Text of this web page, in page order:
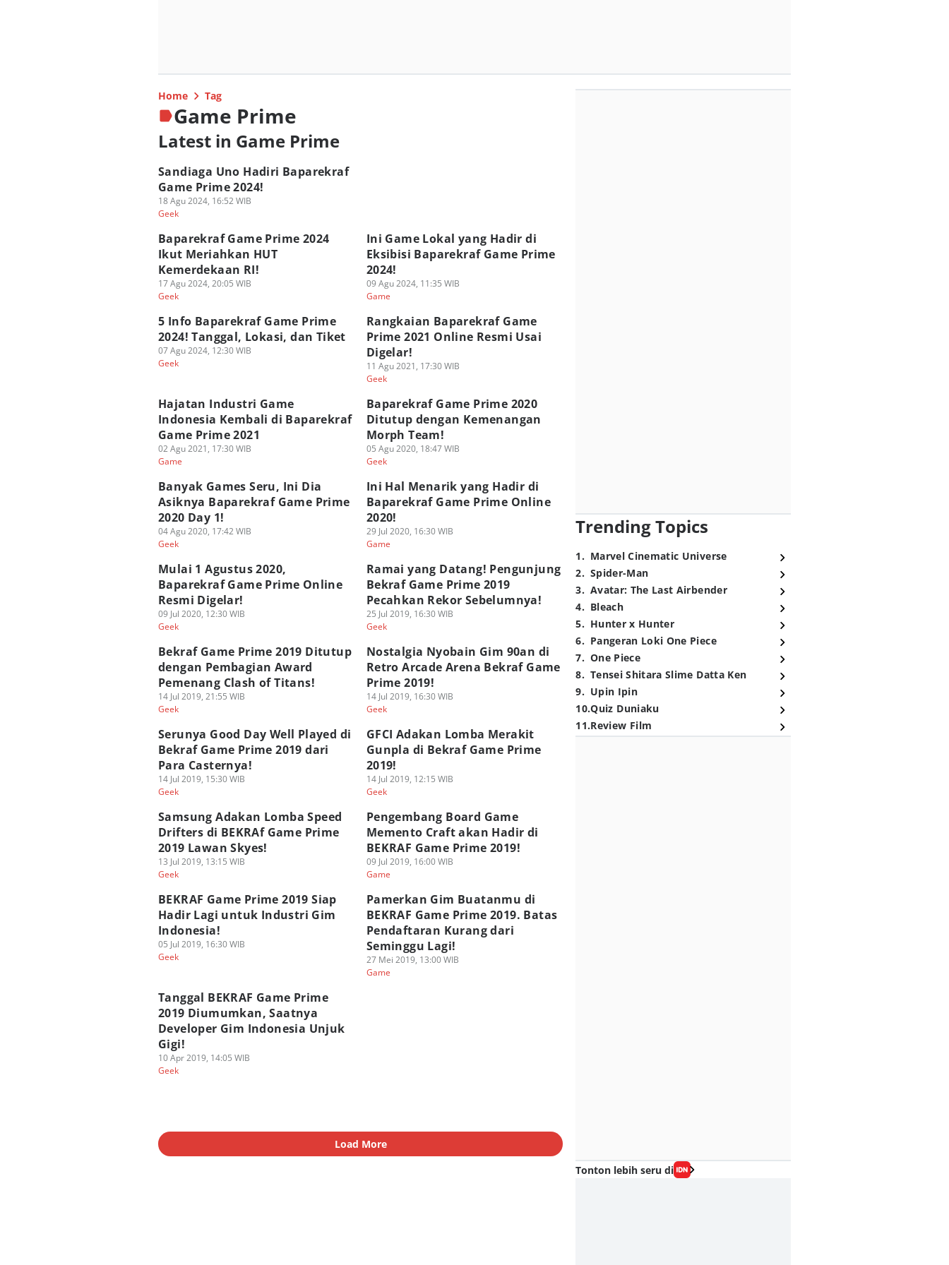
Home Tag
Game Prime
Latest in Game Prime
Sandiaga Uno Hadiri Baparekraf
Game Prime 2024!
18 Agu 2024, 16:52 WIB
Geek
Baparekraf Game Prime 2024
Ikut Meriahkan HUT
Kemerdekaan RI!
17 Agu 2024, 20:05 WIB
Geek
Ini Game Lokal yang Hadir di
Eksibisi Baparekraf Game Prime
2024!
09 Agu 2024, 11:35 WIB
Game
5 Info Baparekraf Game Prime
2024! Tanggal, Lokasi, dan Tiket
07 Agu 2024, 12:30 WIB
Geek
Rangkaian Baparekraf Game
Prime 2021 Online Resmi Usai
Digelar!
11 Agu 2021, 17:30 WIB
Geek
Hajatan Industri Game
Indonesia Kembali di Baparekraf
Game Prime 2021
02 Agu 2021, 17:30 WIB
Game
Baparekraf Game Prime 2020
Ditutup dengan Kemenangan
Morph Team!
05 Agu 2020, 18:47 WIB
Geek
Banyak Games Seru, Ini Dia
Asiknya Baparekraf Game Prime
2020 Day 1!
04 Agu 2020, 17:42 WIB
Geek
Ini Hal Menarik yang Hadir di
Baparekraf Game Prime Online
2020!
29 Jul 2020, 16:30 WIB
Game
Mulai 1 Agustus 2020,
Baparekraf Game Prime Online
Resmi Digelar!
09 Jul 2020, 12:30 WIB
Geek
Ramai yang Datang! Pengunjung
Bekraf Game Prime 2019
Pecahkan Rekor Sebelumnya!
25 Jul 2019, 16:30 WIB
Geek
Bekraf Game Prime 2019 Ditutup
dengan Pembagian Award
Pemenang Clash of Titans!
14 Jul 2019, 21:55 WIB
Geek
Nostalgia Nyobain Gim 90an di
Retro Arcade Arena Bekraf Game
Prime 2019!
14 Jul 2019, 16:30 WIB
Geek
Serunya Good Day Well Played di
Bekraf Game Prime 2019 dari
Para Casternya!
14 Jul 2019, 15:30 WIB
Geek
GFCI Adakan Lomba Merakit
Gunpla di Bekraf Game Prime
2019!
14 Jul 2019, 12:15 WIB
Geek
Samsung Adakan Lomba Speed
Drifters di BEKRAf Game Prime
2019 Lawan Skyes!
13 Jul 2019, 13:15 WIB
Geek
Pengembang Board Game
Memento Craft akan Hadir di
BEKRAF Game Prime 2019!
09 Jul 2019, 16:00 WIB
Game
BEKRAF Game Prime 2019 Siap
Hadir Lagi untuk Industri Gim
Indonesia!
05 Jul 2019, 16:30 WIB
Geek
Pamerkan Gim Buatanmu di
BEKRAF Game Prime 2019. Batas
Pendaftaran Kurang dari
Seminggu Lagi!
27 Mei 2019, 13:00 WIB
Game
Tanggal BEKRAF Game Prime
2019 Diumumkan, Saatnya
Developer Gim Indonesia Unjuk
Gigi!
10 Apr 2019, 14:05 WIB
Geek
Load More
Trending Topics
1. Marvel Cinematic Universe
2. Spider-Man
3. Avatar: The Last Airbender
4. Bleach
5. Hunter x Hunter
6. Pangeran Loki One Piece
7. One Piece
8. Tensei Shitara Slime Datta Ken
9. Upin Ipin
10.Quiz Duniaku
11.Review Film
Tonton lebih seru di